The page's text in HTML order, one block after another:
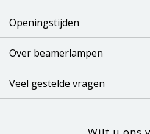
Openingstijden
Over beamerlampen
Veel gestelde vragen